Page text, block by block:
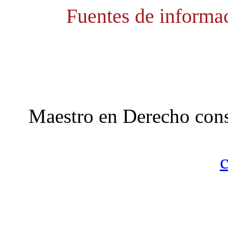
Fuentes de
Maestro en Derecho